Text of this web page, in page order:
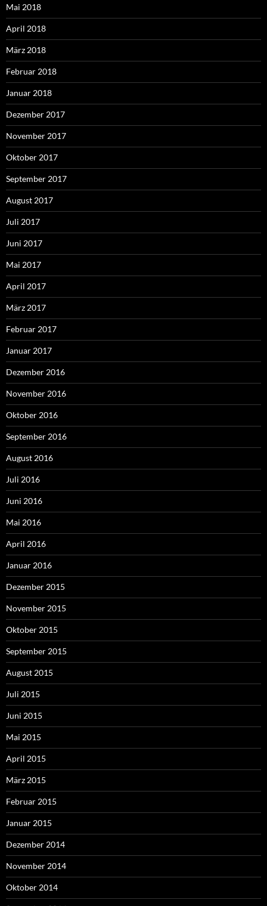
Mai 2018
April 2018
März 2018
Februar 2018
Januar 2018
Dezember 2017
November 2017
Oktober 2017
September 2017
August 2017
Juli 2017
Juni 2017
Mai 2017
April 2017
März 2017
Februar 2017
Januar 2017
Dezember 2016
November 2016
Oktober 2016
September 2016
August 2016
Juli 2016
Juni 2016
Mai 2016
April 2016
Januar 2016
Dezember 2015
November 2015
Oktober 2015
September 2015
August 2015
Juli 2015
Juni 2015
Mai 2015
April 2015
März 2015
Februar 2015
Januar 2015
Dezember 2014
November 2014
Oktober 2014